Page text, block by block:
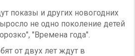
показы и других новогодних
не одно поколение детей
"Времена года".
от двух лет ждут в